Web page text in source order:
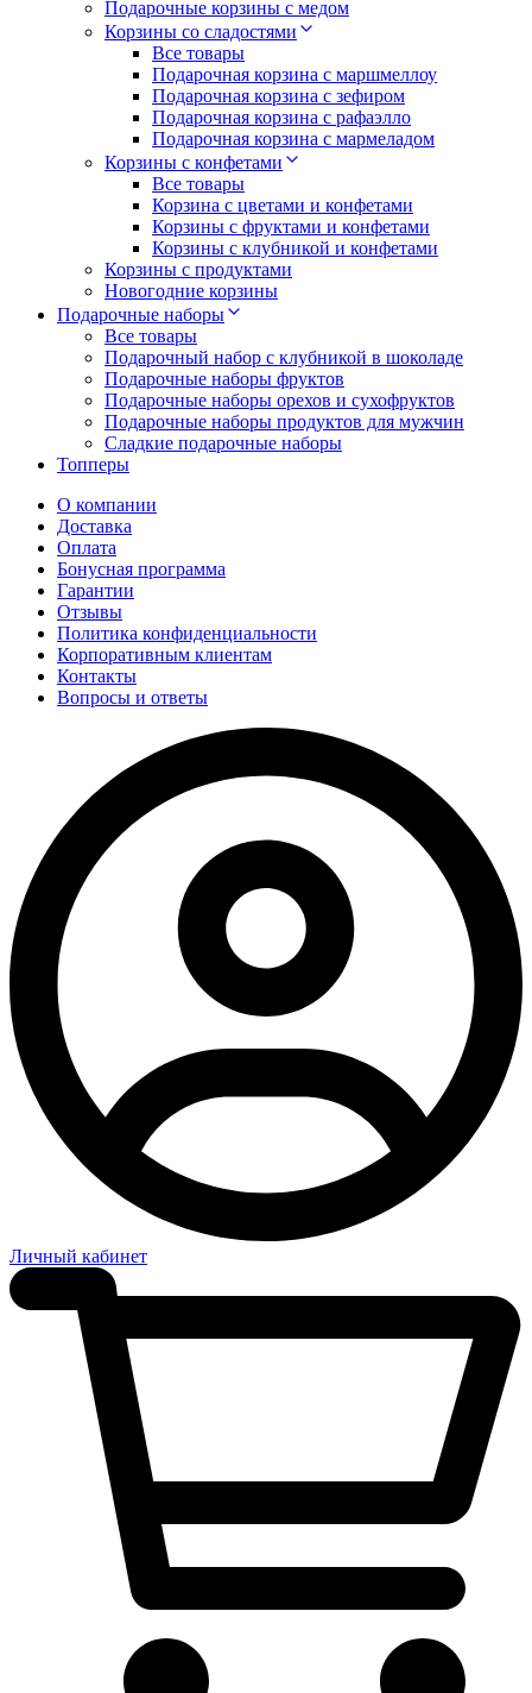
Подарочные корзины с медом
Корзины со сладостями
Все товары
Подарочная корзина с маршмеллоу
Подарочная корзина с зефиром
Подарочная корзина с рафаэлло
Подарочная корзина с мармеладом
Корзины с конфетами
Все товары
Корзина с цветами и конфетами
Корзины с фруктами и конфетами
Корзины с клубникой и конфетами
Корзины с продуктами
Новогодние корзины
Подарочные наборы
Все товары
Подарочный набор с клубникой в шоколаде
Подарочные наборы фруктов
Подарочные наборы орехов и сухофруктов
Подарочные наборы продуктов для мужчин
Сладкие подарочные наборы
Топперы
О компании
Доставка
Оплата
Бонусная программа
Гарантии
Отзывы
Политика конфиденциальности
Корпоративным клиентам
Контакты
Вопросы и ответы
Личный кабинет